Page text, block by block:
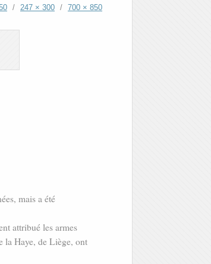
/ 247 × 300 / 700 × 850
mais a été
attribué les armes
la Haye, de Liège, ont